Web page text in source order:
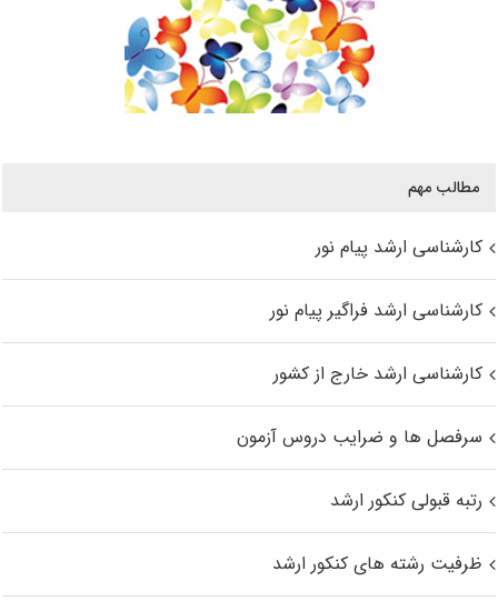
مطالب مهم
کارشناسی ارشد پیام نور
کارشناسی ارشد فراگیر پیام نور
کارشناسی ارشد خارج از کشور
سرفصل ها و ضرایب دروس آزمون
رتبه قبولی کنکور ارشد
ظرفیت رشته های کنکور ارشد